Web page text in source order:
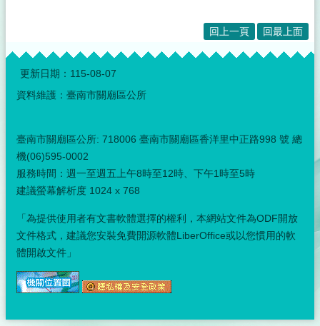
回上一頁 回最上面
:::
更新日期： 115-08-07
資料維護：臺南市關廟區公所
臺南市關廟區公所: 718006 臺南市關廟區香洋里中正路998 號 總
機(06)595-0002
服務時間：週一至週五上午8時至12時、下午1時至5時
建議螢幕解析度 1024 x 768
「為提供使用者有文書軟體選擇的權利，本網站文件為ODF開放
文件格式，建議您安裝免費開源軟體LiberOffice或以您慣用的軟
體開啟文件」